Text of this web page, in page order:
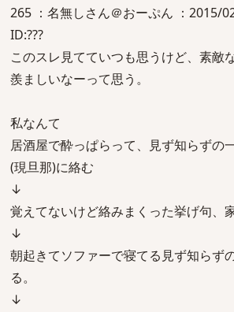
265 ：名無しさん＠おーぷん ：2015/
ID:???
このスレ見てていつも思うけど、素敵
羨ましいなーって思う。
私なんて
居酒屋で酔っぱらって、見ず知らずの
(現旦那)に絡む
↓
覚えてないけど絡みまくった挙げ句、
↓
朝起きてソファーで寝てる見ず知らず
る。
↓